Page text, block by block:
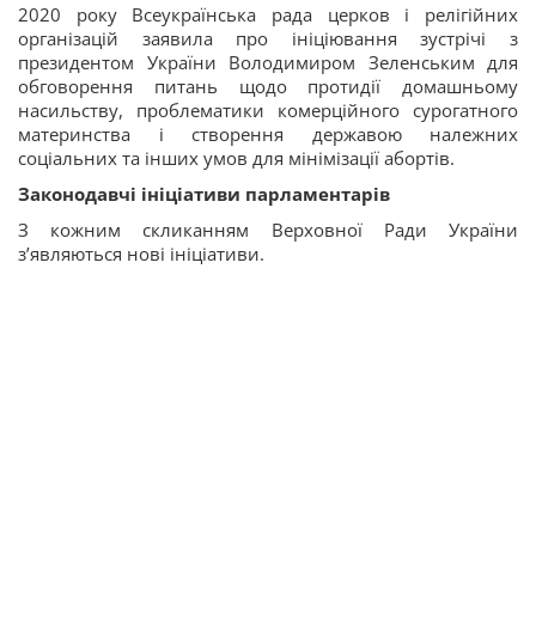
2020 року Всеукраїнська рада церков і релігійних
організацій заявила про ініціювання зустрічі з
президентом України Володимиром Зеленським для
обговорення питань щодо протидії домашньому
насильству, проблематики комерційного сурогатного
материнства і створення державою належних
соціальних та інших умов для мінімізації абортів.
Законодавчі ініціативи парламентарів
З кожним скликанням Верховної Ради України
з’являються нові ініціативи.